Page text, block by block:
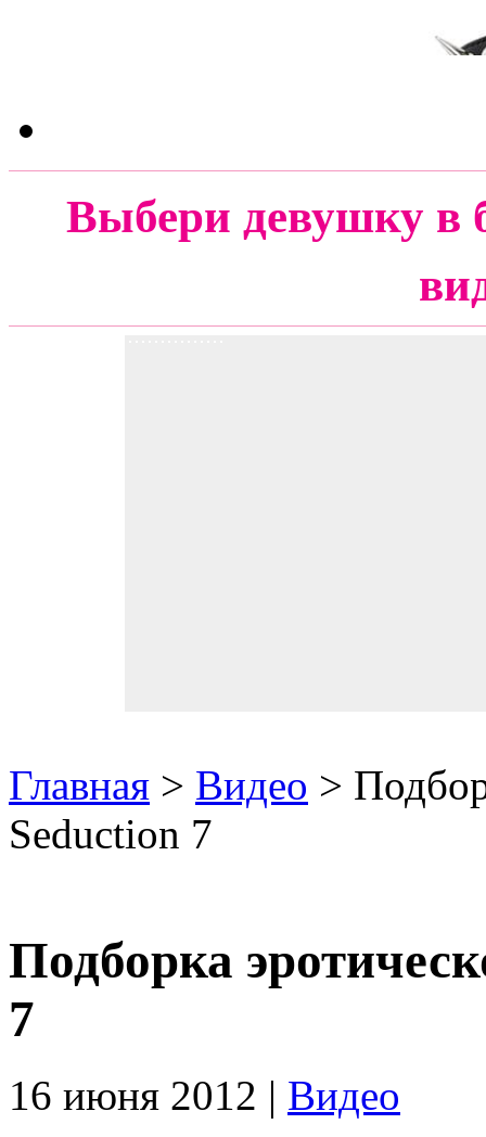
Выбери девушку в
Главная > Видео >
Seduction 7
Подборка
7
16 июня 2012 | Видео